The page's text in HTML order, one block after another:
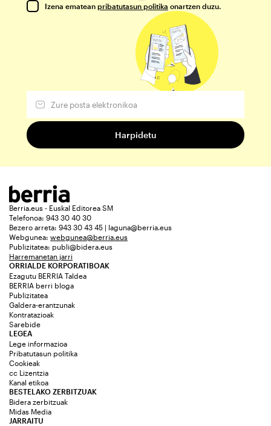
Izena ematean pribatutasun politika onartzen duzu.
Berria.eus - Euskal Editorea SM
Telefonoa: 943 30 40 30
Bezero arreta: 943 30 43 45 | laguna@berria.eus
Webgunea: webgunea@berria.eus
Publizitatea: publi@bidera.eus
Harremanetan jarri
ORRIALDE KORPORATIBOAK
Ezagutu BERRIA Taldea
BERRIA berri bloga
Publizitatea
Galdera-erantzunak
Kontratazioak
Sarebide
JARRAITU
LEGEA
Lege informazioa
Pribatutasun politika
Cookieak
cc Lizentzia
Kanal etikoa
BESTELAKO ZERBITZUAK
Bidera zerbitzuak
Midas Media